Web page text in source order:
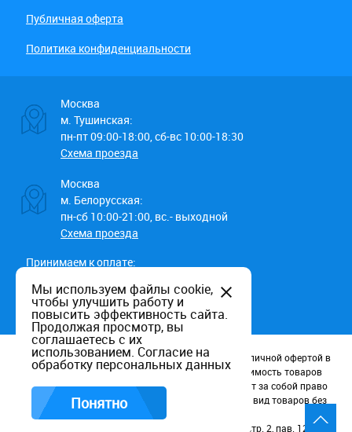
Публичная оферта
Политика конфиденциальности
Москва
м. Тушинская:
пн-пт 09:00-18:00, сб-вс 10:00-18:30
Схема проезда
Москва
м. Белорусская:
пн-сб 10:00-21:00, вс.- выходной
Схема проезда
Принимаем к оплате:
Данный информационный ресурс не является публичной офертой в
соотв. со статьей 437 (п.2) ГК РФ. Наличие и стоимость товаров
уточняйте по телефону. Производители оставляют за собой право
изменять технические характеристики и внешний вид товаров без
предварительного уведомления.
Россия, Москва, Волоколамское шоссе, д. 116, стр. 2, пав. 123.
Мы используем файлы cookie,
чтобы улучшить работу и
повысить эффективность сайта.
Продолжая просмотр, вы
соглашаетесь с их
использованием. Согласие на
обработку персональных данных
Понятно